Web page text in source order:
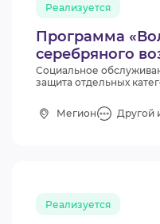
Программа
серебряного
Реализуется
Социальное
защита отдельных
Мегион Другой
Реализуется